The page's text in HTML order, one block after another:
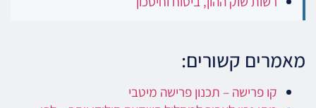
מאמרים קשורים:
קו פרישה – תכנון פרישה מיטבי